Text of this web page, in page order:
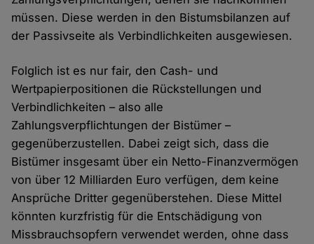
müssen. Diese werden in den Bistumsbilanzen auf
der Passivseite als Verbindlichkeiten ausgewiesen.
Folglich ist es nur fair, den Cash- und
Wertpapierpositionen die Rückstellungen und
Verbindlichkeiten – also alle
Zahlungsverpflichtungen der Bistümer –
gegenüberzustellen. Dabei zeigt sich, dass die
Bistümer insgesamt über ein Netto-Finanzvermögen
von über 12 Milliarden Euro verfügen, dem keine
Ansprüche Dritter gegenüberstehen. Diese Mittel
könnten kurzfristig für die Entschädigung von
Missbrauchsopfern verwendet werden, ohne dass